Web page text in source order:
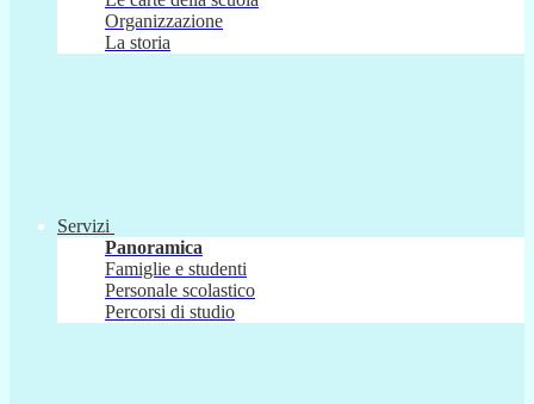
Organizzazione
La storia
Servizi
Panoramica
Famiglie e studenti
Personale scolastico
Percorsi di studio